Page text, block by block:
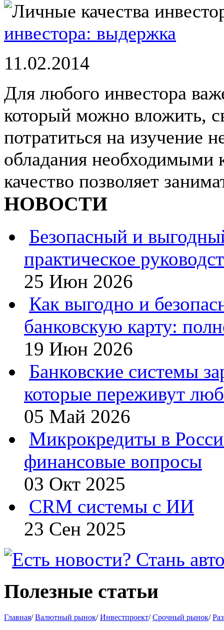
инвестора: выдержка
11.02.2014
Для любого инвестора
который можно вложить,
потратиться на изучение
обладания необходимыми
качество позволяет
НОВОСТИ
Безопасный и
практическое
25 Июн 2026
Как выгодно и
банковскую карту:
19 Июн 2026
Банковские системы
которые переживут
05 Май 2026
Микрокредиты в
финансовые вопросы
03 Окт 2025
CRM системы с ИИ
23 Сен 2025
Полезные статьи
Главная/Валютный рынок/Инвестпроект/Срочный рынок/